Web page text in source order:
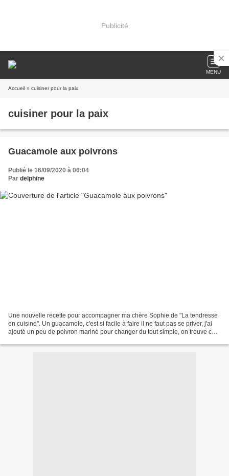
Publicité
MENU
Accueil » cuisiner pour la paix
cuisiner pour la paix
Guacamole aux poivrons
Publié le 16/09/2020 à 06:04
Par delphine
Une nouvelle recette pour accompagner ma chère Sophie de "La tendresse
en cuisine". Un guacamole, c'est si facile à faire il ne faut pas se priver, j'ai
ajouté un peu de poivron mariné pour changer du tout simple, on trouve cela